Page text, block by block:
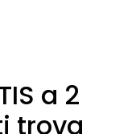
a 2
trova